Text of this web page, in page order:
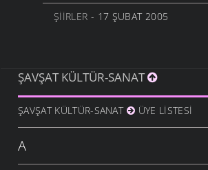
ŞIIRLER - 17 ŞUBAT 2005
ŞAVŞAT KÜLTÜR-SANAT
ŞAVŞAT KÜLTÜR-SANAT ÜYE LISTESI
A